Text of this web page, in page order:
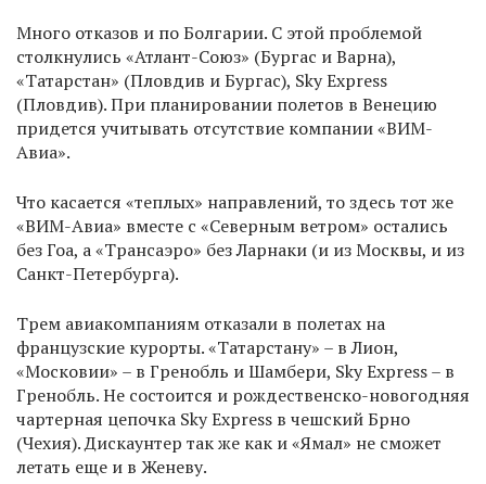
Много отказов и по Болгарии. С этой проблемой
столкнулись «Атлант-Союз» (Бургас и Варна),
«Татарстан» (Пловдив и Бургас), Sky Express
(Пловдив). При планировании полетов в Венецию
придется учитывать отсутствие компании «ВИМ-
Авиа».
Что касается «теплых» направлений, то здесь тот же
«ВИМ-Авиа» вместе с «Северным ветром» остались
без Гоа, а «Трансаэро» без Ларнаки (и из Москвы, и из
Санкт-Петербурга).
Трем авиакомпаниям отказали в полетах на
французские курорты. «Татарстану» – в Лион,
«Московии» – в Гренобль и Шамбери, Sky Express – в
Гренобль. Не состоится и рождественско-новогодняя
чартерная цепочка Sky Express в чешский Брно
(Чехия). Дискаунтер так же как и «Ямал» не сможет
летать еще и в Женеву.